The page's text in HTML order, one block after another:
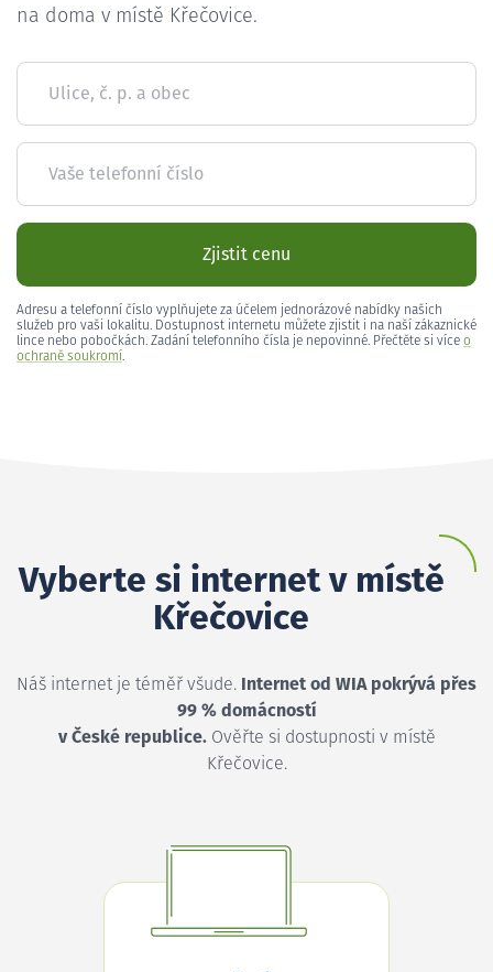
na doma v místě Křečovice.
Ulice, č. p. a obec
Vaše telefonní číslo
Zjistit cenu
Adresu a telefonní číslo vyplňujete za účelem jednorázové nabídky našich
služeb pro vaši lokalitu. Dostupnost internetu můžete zjistit i na naší zákaznické
lince nebo pobočkách. Zadání telefonního čísla je nepovinné. Přečtěte si více o
ochraně soukromí.
Vyberte si internet v místě
Křečovice
Náš internet je téměř všude. Internet od WIA pokrývá přes
99 % domácností
v České republice.Ověřte si dostupnosti v místě
Křečovice.